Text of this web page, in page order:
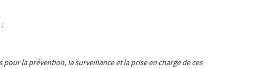
la prévention, la surveillance et la prise en charge de ces